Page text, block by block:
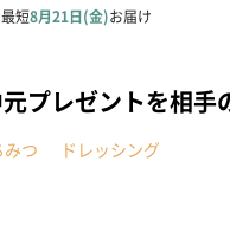
プレゼントを相手
つ ドレッシング